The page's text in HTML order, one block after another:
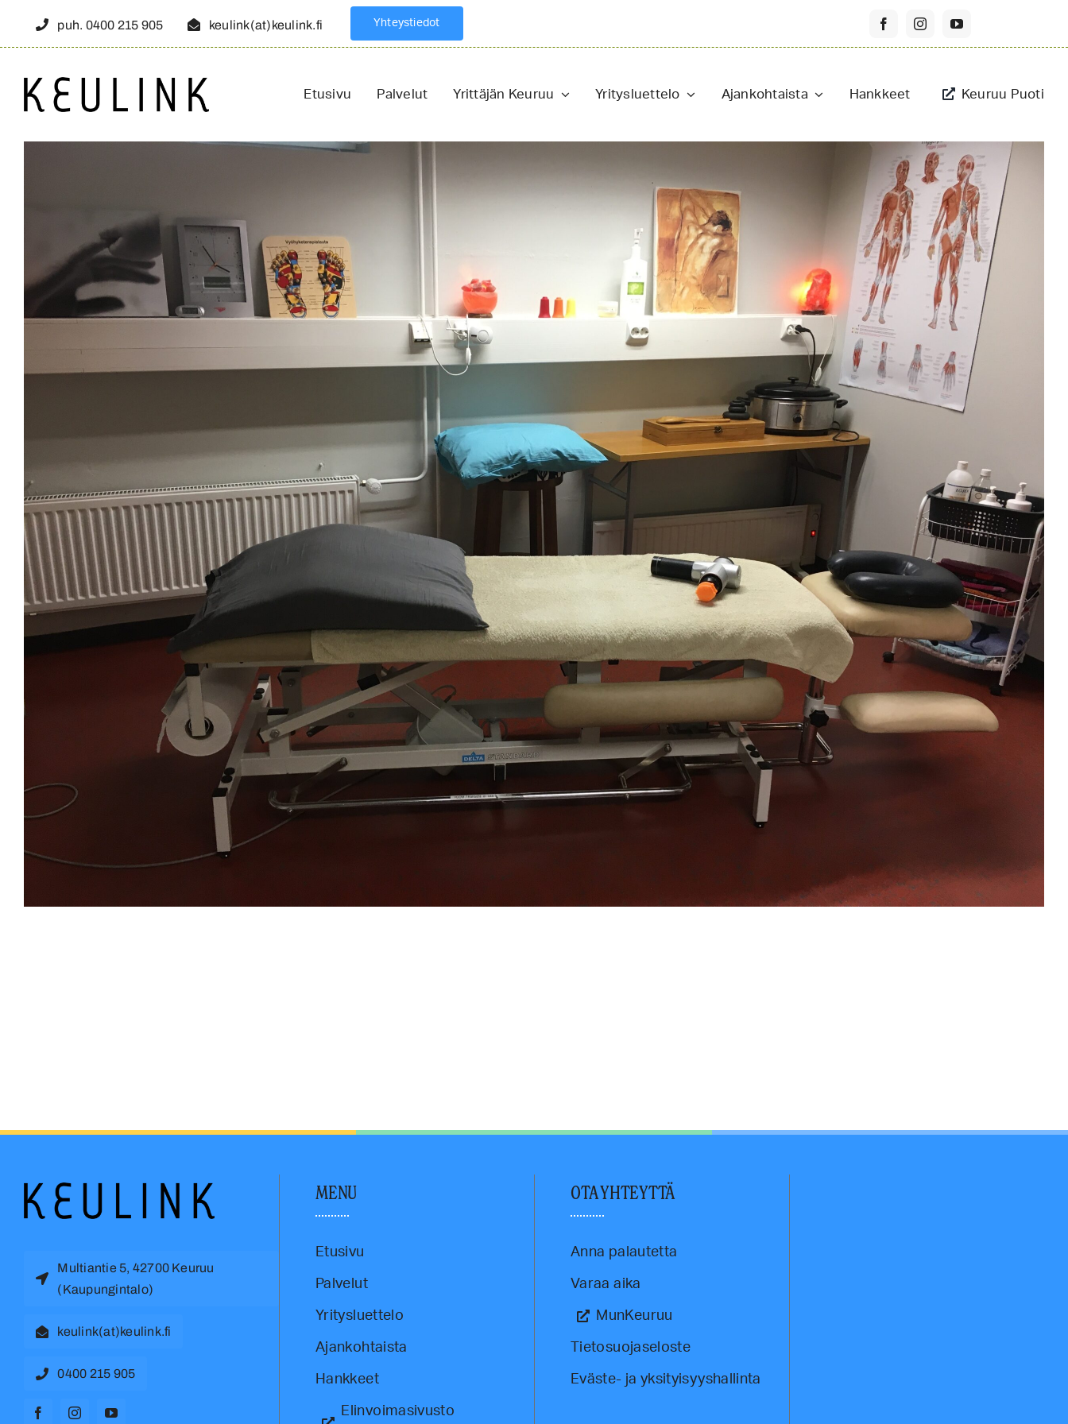
puh. 0400 215 905 keulink(at)keulink.fi Yhteystiedot
Etusivu Palvelut Yrittäjän Keuruu Yritysluettelo Ajankohtaista Hankkeet Keuruu Puoti
Multiantie 5, 42700 Keuruu
(Kaupungintalo)
keulink(at)keulink.fi
0400 215 905
MENU
Etusivu
Palvelut
Yritysluettelo
Ajankohtaista
Hankkeet
Elinvoimasivusto
OTA YHTEYTTÄ
Anna palautetta
Varaa aika
MunKeuruu
Tietosuojaseloste
Eväste- ja yksityisyyshallinta